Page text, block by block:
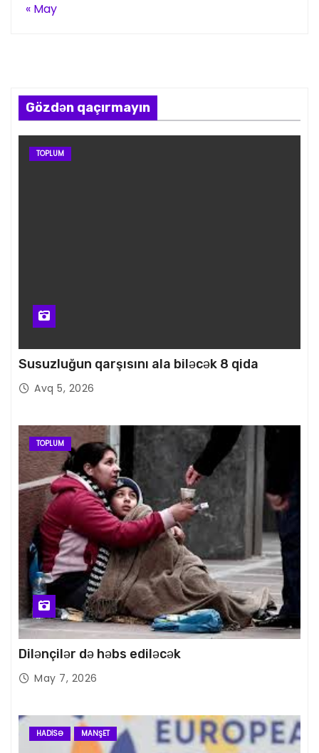
« May
Gözdən qaçırmayın
TOPLUM
Susuzluğun qarşısını ala biləcək 8 qida
Avq 5, 2026
TOPLUM
Dilənçilər də həbs ediləcək
May 7, 2026
HADISƏ MANŞET